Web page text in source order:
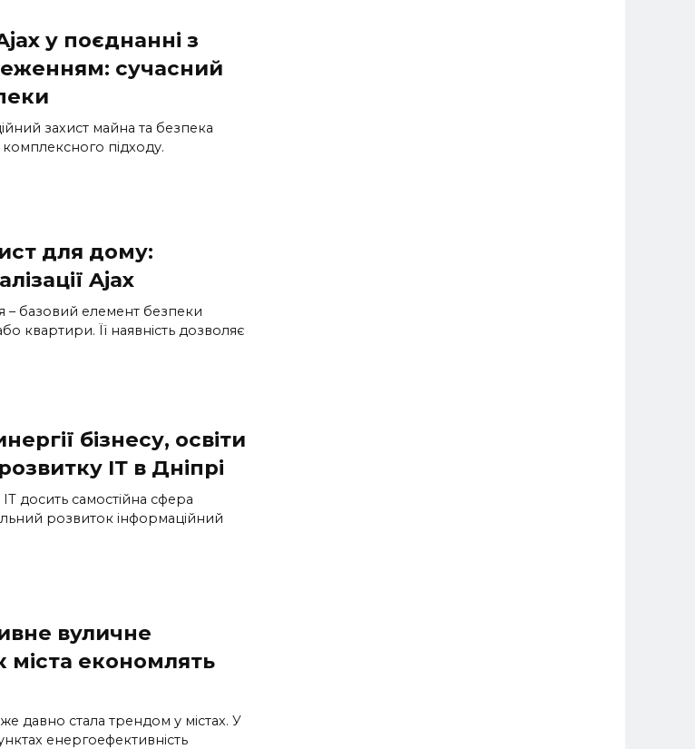
у поєднанні з
сучасний
захист майна та безпека
підходу.
для дому:
Ajax
– базовий елемент безпеки
квартири. Її наявність дозволяє
бізнесу, освіти
ІТ в Дніпрі
досить самостійна сфера
розвиток інформаційний
вуличне
міста економлять
давно стала трендом у містах. У
енергоефективність